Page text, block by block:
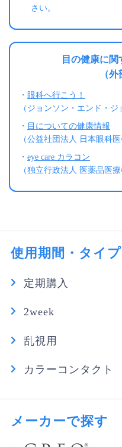
さい。
目の健康に関
（
・ 眼科へ行こう！
（ジョンソン・エンド・ジ
・ 目についての健康情報
（公益社団法人 日本眼科医
・ eye care カラコン
（独立行政法人 医薬品医
使用期間・タイ
定期購入
2week
乱視用
カラーコンタクト
メーカーで探す